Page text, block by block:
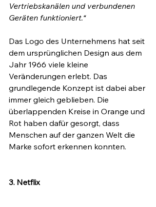
Vertriebskanälen und verbundenen
Geräten funktioniert.“
Das Logo des Unternehmens hat seit
dem ursprünglichen Design aus dem
Jahr 1966 viele kleine
Veränderungen erlebt. Das
grundlegende Konzept ist dabei aber
immer gleich geblieben. Die
überlappenden Kreise in Orange und
Rot haben dafür gesorgt, dass
Menschen auf der ganzen Welt die
Marke sofort erkennen konnten.
3. Netflix